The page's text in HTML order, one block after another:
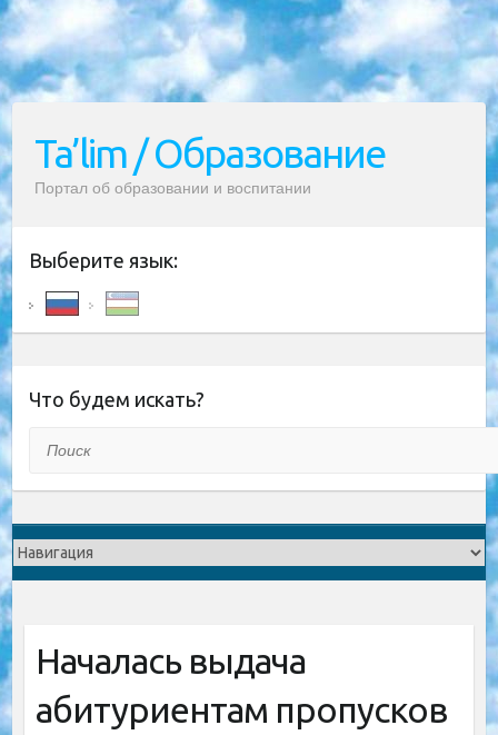
Ta’lim / Образование
Портал об образовании и воспитании
Выберите язык:
Что будем искать?
Началась выдача
абитуриентам пропусков